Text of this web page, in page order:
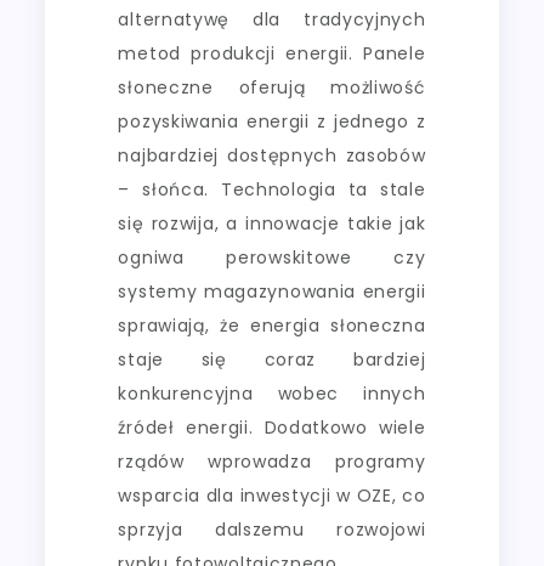
alternatywę dla tradycyjnych
metod produkcji energii. Panele
słoneczne oferują możliwość
pozyskiwania energii z jednego z
najbardziej dostępnych zasobów
– słońca. Technologia ta stale
się rozwija, a innowacje takie jak
ogniwa perowskitowe czy
systemy magazynowania energii
sprawiają, że energia słoneczna
staje się coraz bardziej
konkurencyjna wobec innych
źródeł energii. Dodatkowo wiele
rządów wprowadza programy
wsparcia dla inwestycji w OZE, co
sprzyja dalszemu rozwojowi